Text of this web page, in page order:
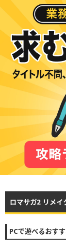
ロマサガ2 リメイ
PCで遊べるおす